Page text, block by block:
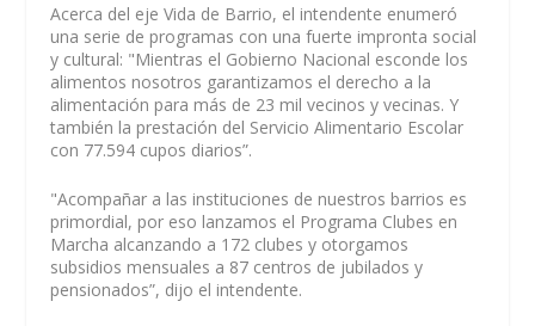
Acerca del eje Vida de Barrio, el intendente enumeró
una serie de programas con una fuerte impronta social
y cultural: "Mientras el Gobierno Nacional esconde los
alimentos nosotros garantizamos el derecho a la
alimentación para más de 23 mil vecinos y vecinas. Y
también la prestación del Servicio Alimentario Escolar
con 77.594 cupos diarios”.
"Acompañar a las instituciones de nuestros barrios es
primordial, por eso lanzamos el Programa Clubes en
Marcha alcanzando a 172 clubes y otorgamos
subsidios mensuales a 87 centros de jubilados y
pensionados”, dijo el intendente.